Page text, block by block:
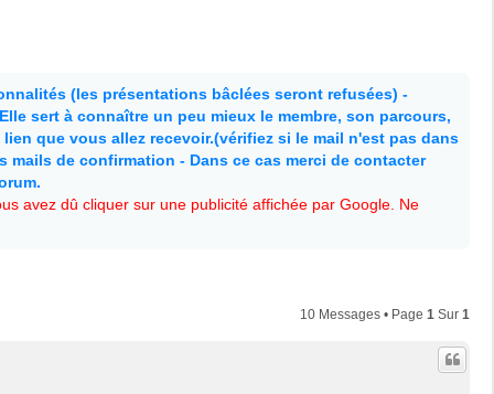
(les présentations bâclées seront refusées) -
sert à connaître un peu mieux le membre, son parcours,
que vous allez recevoir.(vérifiez si le mail n'est pas dans
de confirmation - Dans ce cas merci de contacter
avez dû cliquer sur une publicité affichée par Google. Ne
10 Messages • Page 1 Sur 1